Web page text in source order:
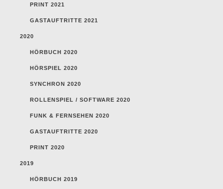
PRINT 2021
GASTAUFTRITTE 2021
2020
HÖRBUCH 2020
HÖRSPIEL 2020
SYNCHRON 2020
ROLLENSPIEL / SOFTWARE 2020
FUNK & FERNSEHEN 2020
GASTAUFTRITTE 2020
PRINT 2020
2019
HÖRBUCH 2019